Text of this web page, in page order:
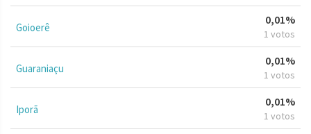
Goioerê
0,01%
1 votos
Guaraniaçu
0,01%
1 votos
Iporã
0,01%
1 votos